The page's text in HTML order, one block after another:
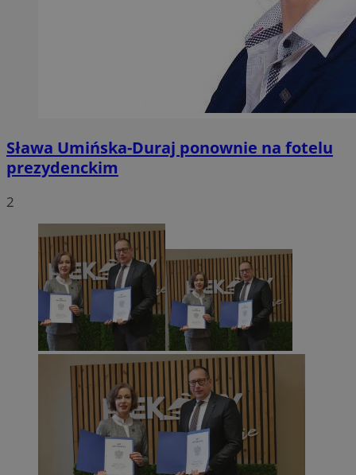
Sława Umińska-Duraj ponownie na fotelu
prezydenckim
2